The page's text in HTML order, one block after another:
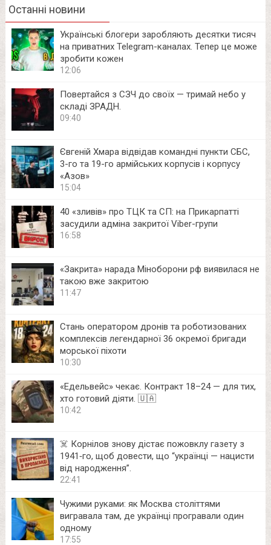
Останні новини
Українські блогери заробляють десятки тисяч
на приватних Telegram-каналах. Тепер це може
зробити кожен
12:06
Повертайся з СЗЧ до своїх — тримай небо у
складі ЗРАДН.
09:40
Євгеній Хмара відвідав командні пункти СБС,
3-го та 19-го армійських корпусів і корпусу
«Азов»
15:04
40 «зливів» про ТЦК та СП: на Прикарпатті
засудили адміна закритої Viber-групи
16:58
«Закрита» нарада Міноборони рф виявилася не
такою вже закритою
11:47
Стань оператором дронів та роботизованих
комплексів легендарної 36 окремої бригади
морської піхоти
10:30
«Едельвейс» чекає. Контракт 18–24 — для тих,
хто готовий діяти. 🇺🇦
10:42
☠️ Корнілов знову дістає пожовклу газету з
1941‑го, щоб довести, що “українці — нацисти
від народження”.
22:41
Чужими руками: як Москва століттями
вигравала там, де українці програвали один
одному
17:55